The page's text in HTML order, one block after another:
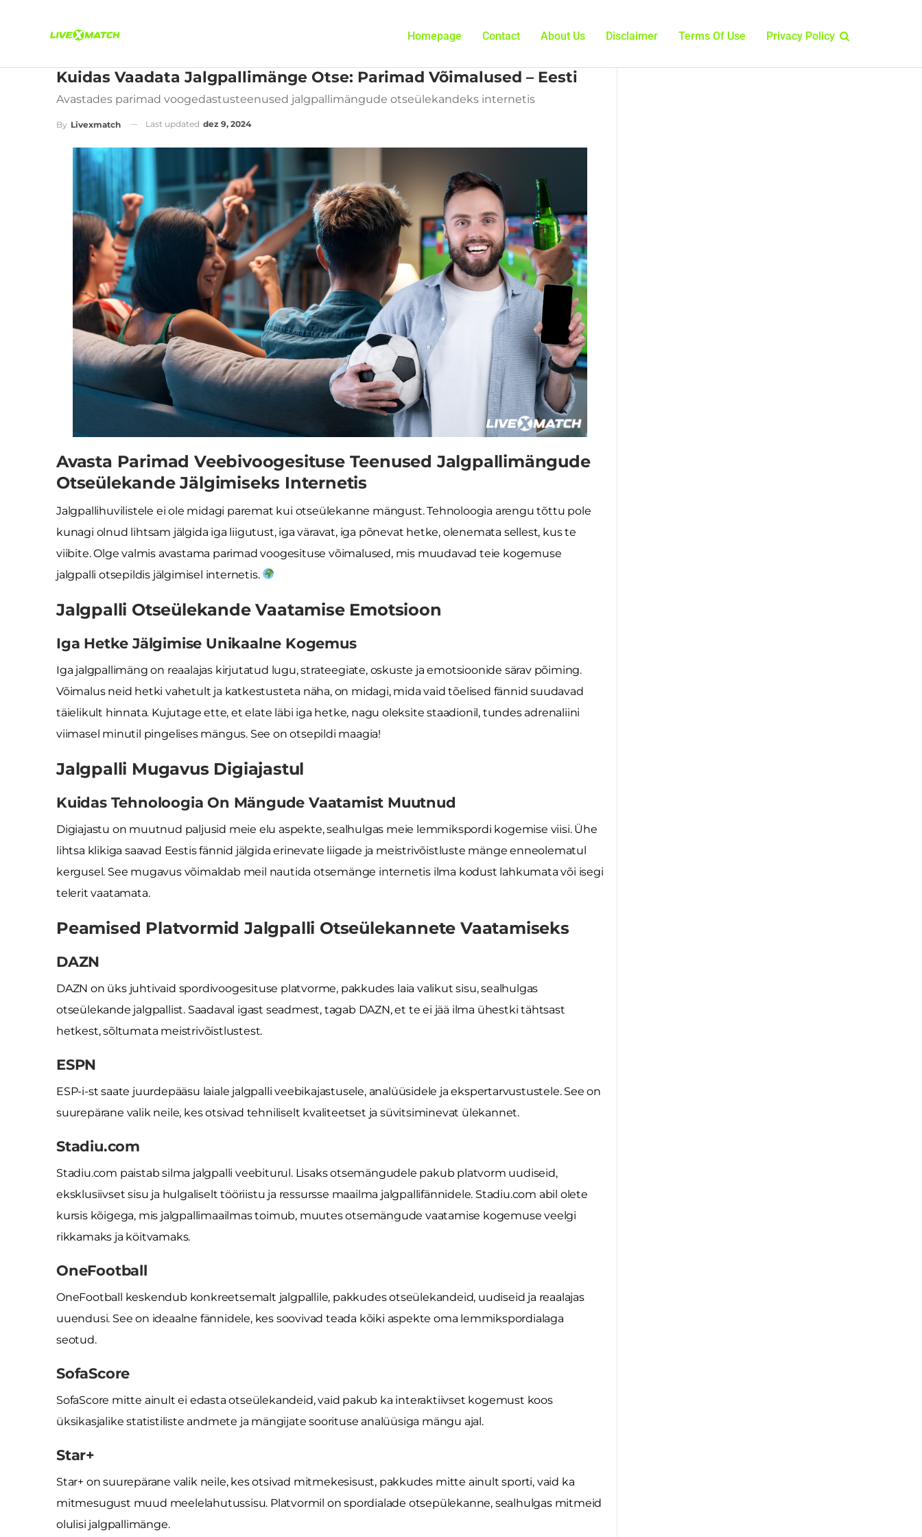
Homepage Contact About Us Disclaimer Terms Of Use Privacy Policy
Kuidas Vaadata Jalgpallimänge Otse: Parimad Võimalused – Eesti
Avastades parimad voogedastusteenused jalgpallimängude otseülekandeks internetis
By Livexmatch Last updated dez 9, 2024
Avasta Parimad Veebivoogesituse Teenused Jalgpallimängude
Otseülekande Jälgimiseks Internetis
Jalgpallihuvilistele ei ole midagi paremat kui otseülekanne mängust. Tehnoloogia arengu tõttu pole
kunagi olnud lihtsam jälgida iga liigutust, iga väravat, iga põnevat hetke, olenemata sellest, kus te
viibite. Olge valmis avastama parimad voogesituse võimalused, mis muudavad teie kogemuse
jalgpalli otsepildis jälgimisel internetis.
Jalgpalli Otseülekande Vaatamise Emotsioon
Iga Hetke Jälgimise Unikaalne Kogemus
Iga jalgpallimäng on reaalajas kirjutatud lugu, strateegiate, oskuste ja emotsioonide särav põiming.
Võimalus neid hetki vahetult ja katkestusteta näha, on midagi, mida vaid tõelised fännid suudavad
täielikult hinnata. Kujutage ette, et elate läbi iga hetke, nagu oleksite staadionil, tundes adrenaliini
viimasel minutil pingelises mängus. See on otsepildi maagia!
Jalgpalli Mugavus Digiajastul
Kuidas Tehnoloogia On Mängude Vaatamist Muutnud
Digiajastu on muutnud paljusid meie elu aspekte, sealhulgas meie lemmikspordi kogemise viisi. Ühe
lihtsa klikiga saavad Eestis fännid jälgida erinevate liigade ja meistrivõistluste mänge enneolematul
kergusel. See mugavus võimaldab meil nautida otsemänge internetis ilma kodust lahkumata või isegi
telerit vaatamata.
Peamised Platvormid Jalgpalli Otseülekannete Vaatamiseks
DAZN
DAZN on üks juhtivaid spordivoogesituse platvorme, pakkudes laia valikut sisu, sealhulgas
otseülekande jalgpallist. Saadaval igast seadmest, tagab DAZN, et te ei jää ilma ühestki tähtsast
hetkest, sõltumata meistrivõistlustest.
ESPN
ESP-i-st saate juurdepääsu laiale jalgpalli veebikajastusele, analüüsidele ja ekspertarvustustele. See on
suurepärane valik neile, kes otsivad tehniliselt kvaliteetset ja süvitsiminevat ülekannet.
Stadiu.com
Stadiu.com paistab silma jalgpalli veebiturul. Lisaks otsemängudele pakub platvorm uudiseid,
eksklusiivset sisu ja hulgaliselt tööriistu ja ressursse maailma jalgpallifännidele. Stadiu.com abil olete
kursis kõigega, mis jalgpallimaailmas toimub, muutes otsemängude vaatamise kogemuse veelgi
rikkamaks ja köitvamaks.
OneFootball
OneFootball keskendub konkreetsemalt jalgpallile, pakkudes otseülekandeid, uudiseid ja reaalajas
uuendusi. See on ideaalne fännidele, kes soovivad teada kõiki aspekte oma lemmikspordialaga
seotud.
SofaScore
SofaScore mitte ainult ei edasta otseülekandeid, vaid pakub ka interaktiivset kogemust koos
üksikasjalike statistiliste andmete ja mängijate soorituse analüüsiga mängu ajal.
Star+
Star+ on suurepärane valik neile, kes otsivad mitmekesisust, pakkudes mitte ainult sporti, vaid ka
mitmesugust muud meelelahutussisu. Platvormil on spordialade otsepülekanne, sealhulgas mitmeid
olulisi jalgpallimänge.